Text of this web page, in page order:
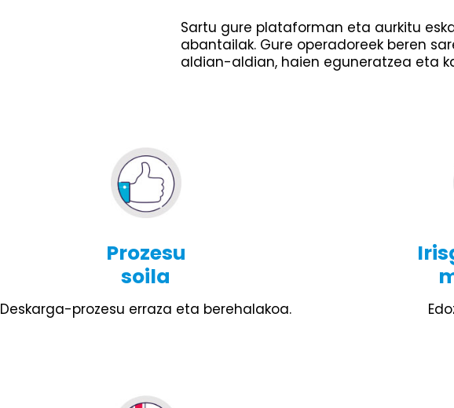
Sartu gure plataforman eta aurkitu
abantailak. Gure operadoreek beren
aldian-aldian, haien eguneratzea eta
Prozesu
soila
Deskarga-prozesu erraza eta berehalakoa.